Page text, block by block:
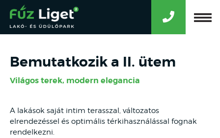
Bemutatkozik a II. ütem
Világos terek, modern elegancia
A lakások saját intim terasszal, változatos
elrendezéssel és optimális térkihasználással fognak
rendelkezni.